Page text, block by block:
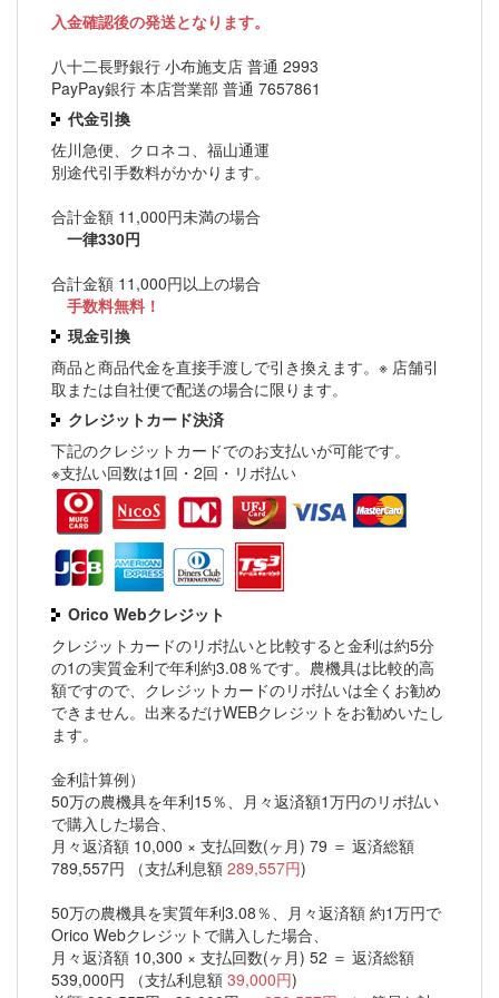
入金確認後の発送となります。
八十二長野銀行 小布施支店 普通 2993
PayPay銀行 本店営業部 普通 7657861
代金引換
佐川急便、クロネコ、福山通運
別途代引手数料がかかります。
合計金額 11,000円未満の場合
一律330円
合計金額 11,000円以上の場合
手数料無料！
現金引換
商品と商品代金を直接手渡しで引き換えます。※ 店舗引
取または自社便で配送の場合に限ります。
クレジットカード決済
下記のクレジットカードでのお支払いが可能です。
※支払い回数は1回・2回・リボ払い
Orico Webクレジット
クレジットカードのリボ払いと比較すると金利は約5分
の1の実質金利で年利約3.08％です。農機具は比較的高
額ですので、クレジットカードのリボ払いは全くお勧め
できません。出来るだけWEBクレジットをお勧めいたし
ます。
金利計算例）
50万の農機具を年利15％、月々返済額1万円のリボ払い
で購入した場合、
月々返済額 10,000 × 支払回数(ヶ月) 79 ＝ 返済総額
789,557円 （支払利息額 289,557円)
50万の農機具を実質年利3.08％、月々返済額 約1万円で
Orico Webクレジットで購入した場合、
月々返済額 10,300 × 支払回数(ヶ月) 52 ＝ 返済総額
539,000円 （支払利息額 39,000円)